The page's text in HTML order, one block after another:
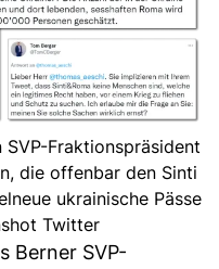
Fraktionspräsident
die offenbar den Sinti
ukrainische Pässe
Twitter
Berner SVP-